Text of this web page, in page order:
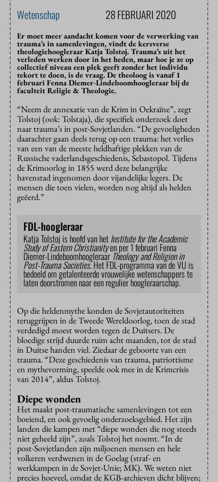
Wetenschap 28 FEBRUARI 2020
Er moet meer aandacht komen voor de verwerking van
trauma’s in samenlevingen, vindt de kersverse
theologiehoogleraar Katja Tolstoj. Trauma’s uit het
verleden werken door in het heden, maar hoe je ze op
collectief niveau een plek geeft zonder het individu
tekort te doen, is de vraag. De theoloog is vanaf 1
februari Fenna Diemer-Lindeboomhoogleraar bij de
faculteit Religie & Theologie.
“Neem de annexatie van de Krim in Oekraïne”, zegt
Tolstoj (ook: Tolstaja), die specifiek onderzoek doet
naar trauma’s in post-Sovjetlanden. “De gevoeligheden
daarachter gaan deels terug op een trauma: het verlies
van een van de meeste heldhaftige plekken van de
Russische vaderlandsgeschiedenis, Sebastopol. Tijdens
de Krimoorlog in 1855 werd deze belangrijke
havenstad ingenomen door vijandelijke legers. De
mensen die toen vielen, worden nog altijd als helden
geëerd.”
FDL-hoogleraar
Katja Tolstoj is hoofd van hetInstitute for the Academic
Study of Eastern Christianityen per 1 februari Fenna
Diemer-Lindeboomhoogleraar Theology and Religion in
Post-Trauma Societies. Het FDL-programma van de VU is
bedoeld om getalenteerde vrouwelijke wetenschappers te
laten doorstromen naar een regulier hoogleraarschap.
Op die heldenmythe konden de Sovjetautoriteiten
teruggrijpen in de Tweede Wereldoorlog, toen de stad
verdedigd moest worden tegen de Duitsers. De
bloedige strijd duurde ruim acht maanden, tot de stad
in Duitse handen viel. Ziedaar de geboorte van een
trauma. “Deze geschiedenis van trauma, patriottisme
en mythevorming, speelde ook mee in de Krimcrisis
van 2014”, aldus Tolstoj.
Diepe wonden
Het maakt post-traumatische samenlevingen tot een
boeiend, en ook gevoelig onderzoeksgebied. Het zijn
landen die kampen met “diepe wonden die nog steeds
niet geheeld zijn”, zoals Tolstoj het noemt. “In de
post-Sovjetlanden zijn miljoenen mensen en hele
volkeren verdwenen in de Goelag (straf- en
werkkampen in de Sovjet-Unie; MK). We weten niet
precies hoeveel, omdat de KGB-archieven dicht blijven;